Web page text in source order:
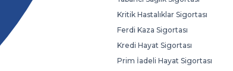
Kritik Hastalıklar Sigortası
Ferdi Kaza Sigortası
Kredi Hayat Sigortası
Prim İadeli Hayat Sigortası